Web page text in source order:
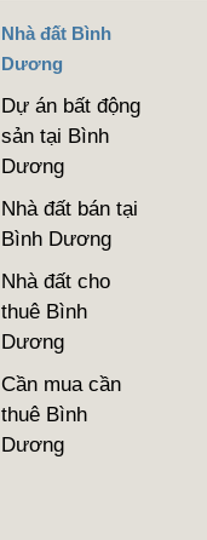
Nhà đất Bình
Dương
Dự án bất động
sản tại Bình
Dương
Nhà đất bán tại
Bình Dương
Nhà đất cho
thuê Bình
Dương
Cần mua cần
thuê Bình
Dương